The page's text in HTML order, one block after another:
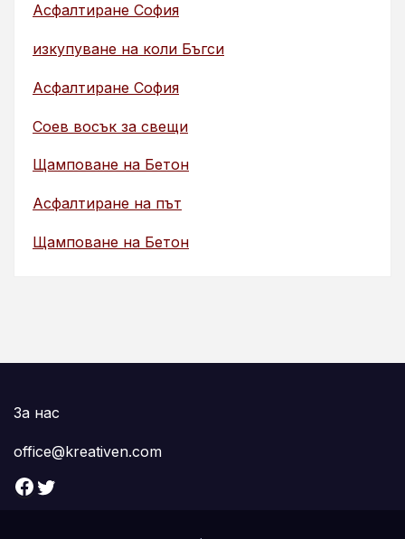
Асфалтиране София
изкупуване на коли Бъгси
Асфалтиране София
Соев восък за свещи
Щамповане на Бетон
Асфалтиране на път
Щамповане на Бетон
За нас
office@kreativen.com
Facebook Twitter